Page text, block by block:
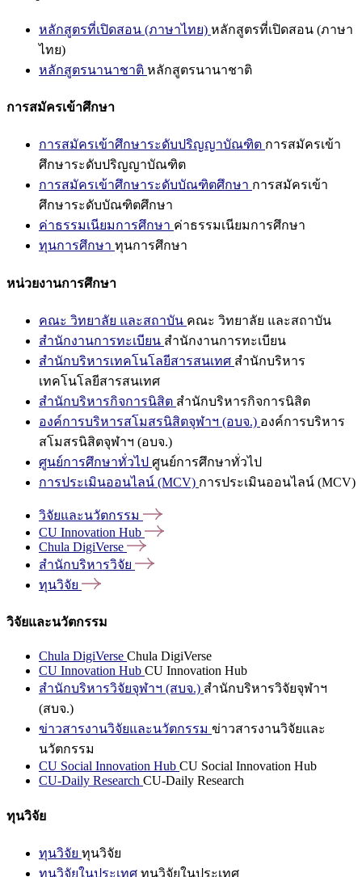
หลักสูตรที่เปิดสอน (ภาษาไทย) หลักสูตรที่เปิดสอน (ภาษา
ไทย)
หลักสูตรนานาชาติ หลักสูตรนานาชาติ
การสมัครเข้าศึกษา
การสมัครเข้าศึกษาระดับปริญญาบัณฑิต การสมัครเข้า
ศึกษาระดับปริญญาบัณฑิต
การสมัครเข้าศึกษาระดับบัณฑิตศึกษา การสมัครเข้า
ศึกษาระดับบัณฑิตศึกษา
ค่าธรรมเนียมการศึกษา ค่าธรรมเนียมการศึกษา
ทุนการศึกษา ทุนการศึกษา
หน่วยงานการศึกษา
คณะ วิทยาลัย และสถาบัน คณะ วิทยาลัย และสถาบัน
สำนักงานการทะเบียน สำนักงานการทะเบียน
สำนักบริหารเทคโนโลยีสารสนเทศ สำนักบริหาร
เทคโนโลยีสารสนเทศ
สำนักบริหารกิจการนิสิต สำนักบริหารกิจการนิสิต
องค์การบริหารสโมสรนิสิตจุฬาฯ (อบจ.) องค์การบริหาร
สโมสรนิสิตจุฬาฯ (อบจ.)
ศูนย์การศึกษาทั่วไป ศูนย์การศึกษาทั่วไป
การประเมินออนไลน์ (MCV) การประเมินออนไลน์ (MCV)
วิจัยและนวัตกรรม
CU Innovation Hub
Chula DigiVerse
สำนักบริหารวิจัย
ทุนวิจัย
วิจัยและนวัตกรรม
Chula DigiVerse Chula DigiVerse
CU Innovation Hub CU Innovation Hub
สำนักบริหารวิจัยจุฬาฯ (สบจ.) สำนักบริหารวิจัยจุฬาฯ
(สบจ.)
ข่าวสารงานวิจัยและนวัตกรรม ข่าวสารงานวิจัยและ
นวัตกรรม
CU Social Innovation Hub CU Social Innovation Hub
CU-Daily Research CU-Daily Research
ทุนวิจัย
ทุนวิจัย ทุนวิจัย
ทุนวิจัยในประเทศ ทุนวิจัยในประเทศ